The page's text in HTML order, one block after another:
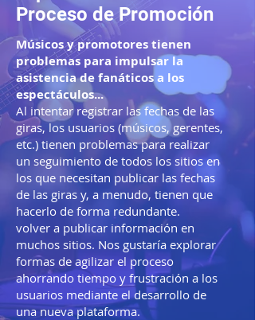
Proceso de Promoción
Músicos y promotores tienen
problemas para impulsar la
asistencia de fanáticos a los
espectáculos...
Al intentar registrar las fechas de las
giras, los usuarios (músicos, gerentes,
etc.) tienen problemas para realizar
un seguimiento de todos los sitios en
los que necesitan publicar las fechas
de las giras y, a menudo, tienen que
hacerlo de forma redundante.
volver a publicar información en
muchos sitios. Nos gustaría explorar
formas de agilizar el proceso
ahorrando tiempo y frustración a los
usuarios mediante el desarrollo de
una nueva plataforma.